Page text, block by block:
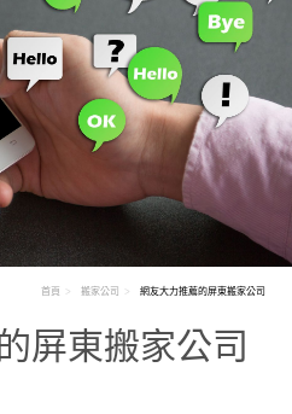
首頁 搬家公司 網友大力推薦的屏東搬家公司
屏東搬家公司